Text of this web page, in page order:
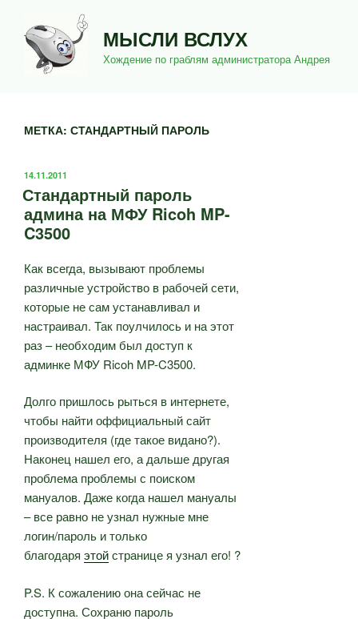
содержимому
МЫСЛИ ВСЛУХ
Хождение по граблям администратора Андрея
МЕТКА: СТАНДАРТНЫЙ ПАРОЛЬ
ОПУБЛИКОВАНО
14.11.2011
Стандартный пароль
админа на МФУ Ricoh MP-
C3500
Как всегда, вызывают проблемы
различные устройство в рабочей сети,
которые не сам устанавливал и
настраивал. Так поулчилось и на этот
раз – необходим был доступ к
админке МФУ Ricoh MP-C3500.
Долго пришлось рыться в интернете,
чтобы найти оффициальный сайт
производителя (где такое видано?).
Наконец нашел его, а дальше другая
проблема проблемы с поиском
мануалов. Даже когда нашел мануалы
– все равно не узнал нужные мне
логин/пароль и только
благодаря этойстранице я узнал его! ?
P.S. К сожалению она сейчас не
доступна. Сохраню пароль